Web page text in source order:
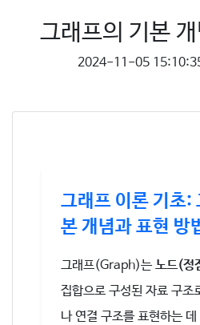
그래프의 기본
2024-11-05
그래프 이론 기초:
본 개념과 표현 방
그래프(Graph)는 노드(정
집합으로 구성된 자료 구조
나 연결 구조를 표현하는